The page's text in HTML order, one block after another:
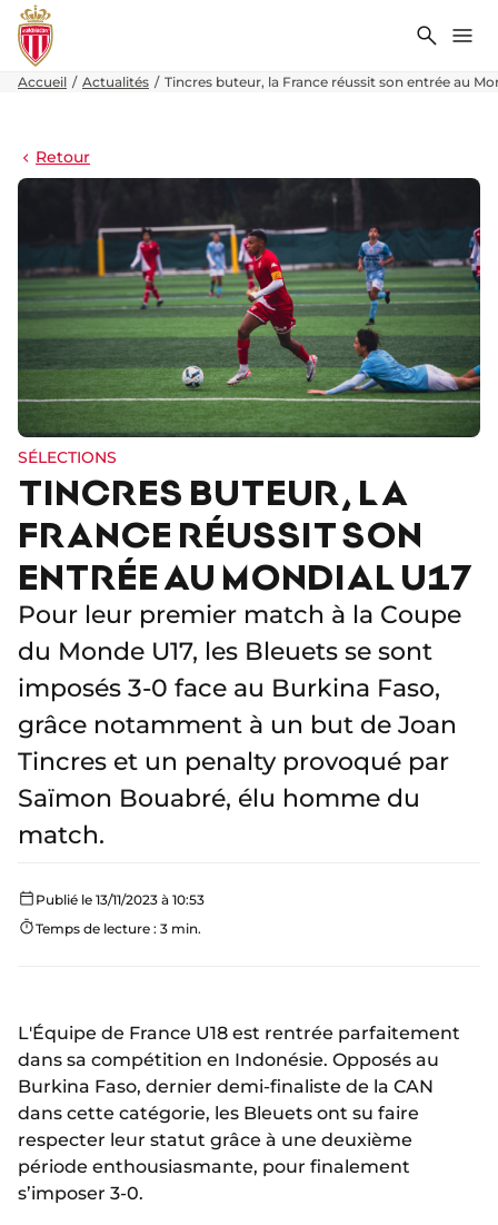
Accueil Actualités Tincres buteur, la France réussit son entrée au
Retour
SÉLECTIONS
TINCRES BUTEUR, LA
FRANCE RÉUSSIT SON
ENTRÉE AU MONDIAL U17
Pour leur premier match à la Coupe
du Monde U17, les Bleuets se sont
imposés 3-0 face au Burkina Faso,
grâce notamment à un but de Joan
Tincres et un penalty provoqué par
Saïmon Bouabré, élu homme du
match.
Publié le 13/11/2023 à 10:53
Temps de lecture : 3 min.
L'Équipe de France U18 est rentrée parfaitement
dans sa compétition en Indonésie. Opposés au
Burkina Faso, dernier demi-finaliste de la CAN
dans cette catégorie, les Bleuets ont su faire
respecter leur statut grâce à une deuxième
période enthousiasmante, pour finalement
s’imposer 3-0.